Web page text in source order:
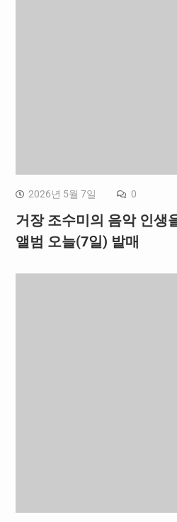
2026년 5월 7일 0
거장 조수미의 음악 인생
앨범 오늘(7일) 발매